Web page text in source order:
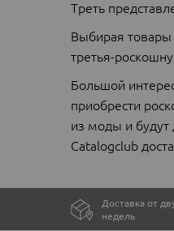
Треть
Выбирая товары
третья-
Большой
приобрести
из моды и будут
Catalogclub
Доставка от
недель